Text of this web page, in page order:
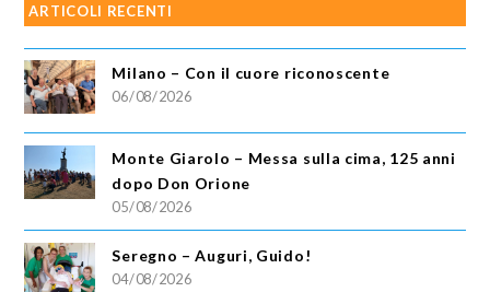
ARTICOLI RECENTI
Milano – Con il cuore riconoscente
06/08/2026
Monte Giarolo – Messa sulla cima, 125 anni
dopo Don Orione
05/08/2026
Seregno – Auguri, Guido!
04/08/2026